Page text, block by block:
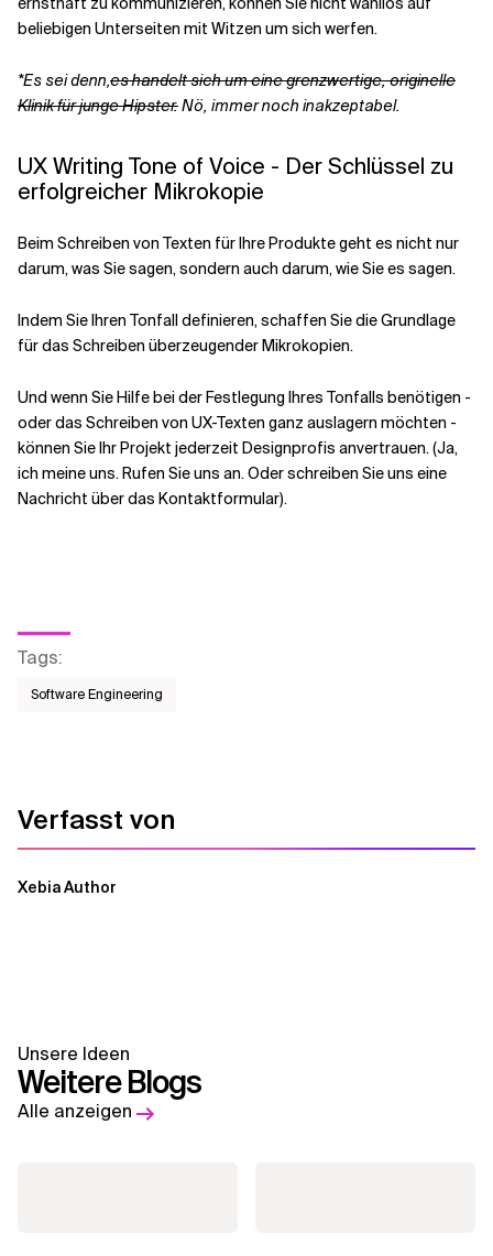
beliebigen Unterseiten mit Witzen um sich werfen.
*Es sei denn,es handelt sich um eine grenzwertige, originelle
Klinik für junge Hipster.Nö, immer noch inakzeptabel.
UX Writing Tone of Voice - Der Schlüssel zu
erfolgreicher Mikrokopie
Beim Schreiben von Texten für Ihre Produkte geht es nicht nur
darum, was Sie sagen, sondern auch darum, wie Sie es sagen.
Indem Sie Ihren Tonfall definieren, schaffen Sie die Grundlage
für das Schreiben überzeugender Mikrokopien.
Und wenn Sie Hilfe bei der Festlegung Ihres Tonfalls benötigen -
oder das Schreiben von UX-Texten ganz auslagern möchten -
können Sie Ihr Projekt jederzeit Designprofis anvertrauen. (Ja,
ich meine uns. Rufen Sie uns an. Oder schreiben Sie uns eine
Nachricht über das Kontaktformular).
Tags:
Software Engineering
Verfasst von
Xebia Author
Unsere Ideen
Weitere Blogs
Alle anzeigen